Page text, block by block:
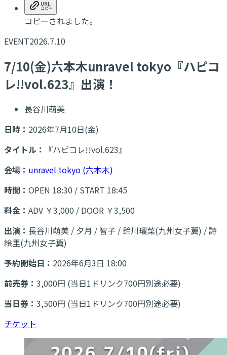
コピーされました。
EVENT2026.7.10
7/10(金)六本木unravel tokyo『ハピコ
レ!!vol.623』出演！
長谷川萌美
日時： 2026年7月10日(金)
タイトル：
『ハピコレ!!vol.623』
会場： unravel tokyo (六本木)
時間： OPEN 18:30 / START 18:45
料金： ADV ￥3,000 / DOOR ￥3,500
出演： 長谷川萌美 / 夕月 / 智子 / 鈴川瑠菜(九州女子翼) / 詩
絵里(九州女子翼)
予約開始日： 2026年6月3日 18:00
前売券： 3,000円 (当日1ドリンク700円別途必要)
当日券： 3,500円 (当日1ドリンク700円別途必要)
チケット